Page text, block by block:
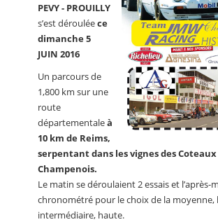
PEVY - PROUILLY
s’est dérouléece
dimanche 5
JUIN 2016
Un parcours de
1,800 km sur une
route
départementaleà
10 km de Reims,
serpentant dans les vignes des Coteaux
Champenois.
Le matin se déroulaient 2 essais et l’après-
chronométré pour le choix de la moyenne,
intermédiaire, haute.